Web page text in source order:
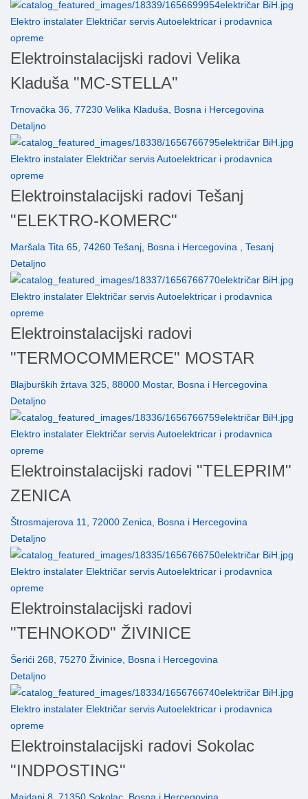
Elektro instalater Električar servis Autoelektricar i prodavnica
opreme
Elektroinstalacijski radovi Velika
Kladuša "MC-STELLA"
Trnovačka 36, 77230 Velika Kladuša, Bosna i Hercegovina
Detaljno
Elektro instalater Električar servis Autoelektricar i prodavnica
opreme
Elektroinstalacijski radovi Tešanj
"ELEKTRO-KOMERC"
Maršala Tita 65, 74260 Tešanj, Bosna i Hercegovina , Tesanj
Detaljno
Elektro instalater Električar servis Autoelektricar i prodavnica
opreme
Elektroinstalacijski radovi
"TERMOCOMMERCE" MOSTAR
Blajburških žrtava 325, 88000 Mostar, Bosna i Hercegovina
Detaljno
Elektro instalater Električar servis Autoelektricar i prodavnica
opreme
Elektroinstalacijski radovi "TELEPRIM"
ZENICA
Štrosmajerova 11, 72000 Zenica, Bosna i Hercegovina
Detaljno
Elektro instalater Električar servis Autoelektricar i prodavnica
opreme
Elektroinstalacijski radovi
"TEHNOKOD" ŽIVINICE
Šerići 268, 75270 Živinice, Bosna i Hercegovina
Detaljno
Elektro instalater Električar servis Autoelektricar i prodavnica
opreme
Elektroinstalacijski radovi Sokolac
"INDPOSTING"